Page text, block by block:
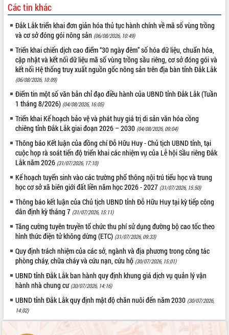
VIDEO
Không có file video nào để phát.
ALBUM ẢNH
LIÊN KẾT WEB
THỐNG KÊ TRUY CẬP
Hôm nay: 23848
Tất cả:
66109516
Các tin khác
Đắk Lắk triển khai đơn giản hóa thủ tục hành chính về mã số vùng trồng
và cơ sở đóng gói nông sản (06/08/2026, 10:49)
Triển khai chiến dịch cao điểm “30 ngày đêm” số hóa dữ liệu, chuẩn hóa,
cập nhật và kết nối dữ liệu mã số vùng trồng sầu riêng, cơ sở đóng gói và
kết nối Hệ thống truy xuất nguồn gốc nông sản trên địa bàn tỉnh Đắk Lắk
(06/08/2026, 10:09)
Điểm tin một số văn bản chỉ đạo điều hành của UBND tỉnh Đắk Lắk (Tuần
1 tháng 8/2026) (04/08/2026, 16:05)
Triển khai Kế hoạch bảo vệ và phát huy giá trị di sản văn hóa cồng
chiêng tỉnh Đắk Lắk giai đoạn 2026 – 2030 (04/08/2026, 09:04)
Thông báo Kết luận của đồng chí Đỗ Hữu Huy - Chủ tịch UBND tỉnh, tại
cuộc họp rà soát tiến độ triển khai các nhiệm vụ của Lễ hội Sầu riêng Đắk
Lắk năm 2026 (31/07/2026, 17:10)
Kế hoạch tuyển sinh vào các trường phổ thông nội trú tiểu học và trung
học cơ sở xã biên giới đất liền năm học 2026 - 2027 (31/07/2026, 15:50)
Thông báo kết luận của Chủ tịch UBND tỉnh Đỗ Hữu Huy tại kỳ tiếp công
dân định kỳ tháng 7 (31/07/2026, 15:11)
Tăng cường tuyên truyền tổ chức thu phí sử dụng đường bộ cao tốc theo
hình thức điện tử không dừng (ETC) (31/07/2026, 09:33)
Quy định trách nhiệm của các sở, ngành và địa phương trong công tác
phòng cháy, chữa cháy và cứu nạn, cứu hộ (30/07/2026, 15:01)
UBND tỉnh Đắk Lắk ban hành quy định khung giá dịch vụ quản lý vận
hành nhà chung cư (30/07/2026, 14:16)
UBND tỉnh Đắk Lắk quy định mật độ chăn nuôi đến năm 2030 (30/07/2026,
14:02)